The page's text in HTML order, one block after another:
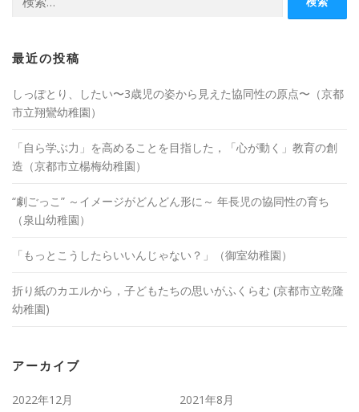
索:
最近の投稿
しっぽとり、したい〜3歳児の姿から見えた協同性の原点〜（京都
市立翔鸞幼稚園）
「自ら学ぶ力」を高めることを目指した，「心が動く」教育の創
造（京都市立楊梅幼稚園）
“劇ごっこ” ～イメージがどんどん形に～ 年長児の協同性の育ち
（泉山幼稚園）
「もっとこうしたらいいんじゃない？」（御室幼稚園）
折り紙のカエルから，子どもたちの思いがふくらむ (京都市立乾隆
幼稚園)
アーカイブ
2022年12月 2021年8月